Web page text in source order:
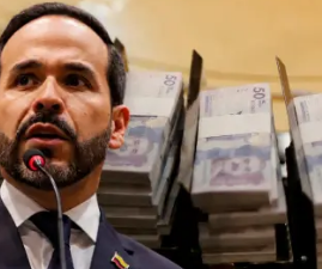
River
Plate para
salir de la
mala
racha
share